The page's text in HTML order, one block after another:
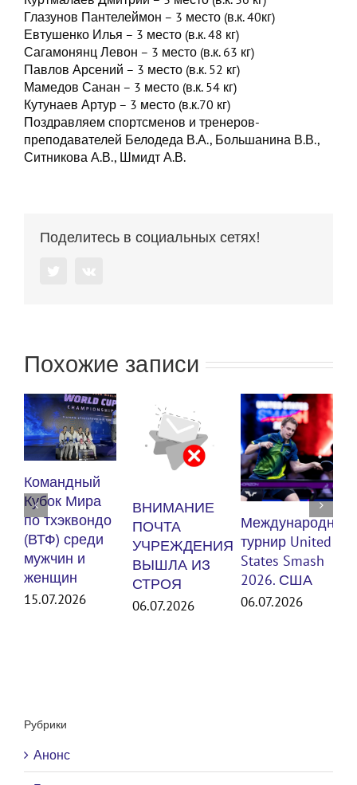
Глазунов Пантелеймон – 3 место (в.к. 40кг)
Евтушенко Илья – 3 место (в.к. 48 кг)
Сагамонянц Левон – 3 место (в.к. 63 кг)
Павлов Арсений – 3 место (в.к. 52 кг)
Мамедов Санан – 3 место (в.к. 54 кг)
Кутунаев Артур – 3 место (в.к.70 кг)
Поздравляем спортсменов и тренеров-
преподавателей Белодеда В.А., Большанина В.В.,
Ситникова А.В., Шмидт А.В.
Поделитесь в социальных сетях!
Похожие записи
Командный
Кубок Мира
по тхэквондо
(ВТФ) среди
мужчин и
женщин
15.07.2026
ВНИМАНИЕ
ПОЧТА
УЧРЕЖДЕНИЯ
ВЫШЛА ИЗ
СТРОЯ
06.07.2026
Международный
турнир United
States Smash
2026. США
06.07.2026
по
Рубрики
Анонс